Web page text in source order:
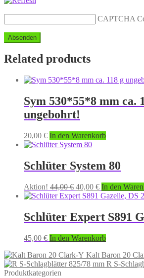
CAPTCHA
Related products
Sym 530*55*8 mm ca.
ungebohrt!
20,00 € In den Warenkorb
Schlüter System 80
Aktion! 44,00€ Original
price
44,00 €.
40,00 €Current
price
40,00 €.
In den
Schlüter Expert S891
45,00 € In den Warenkorb
Kalt Baron 20
R S-
Produktkategorien